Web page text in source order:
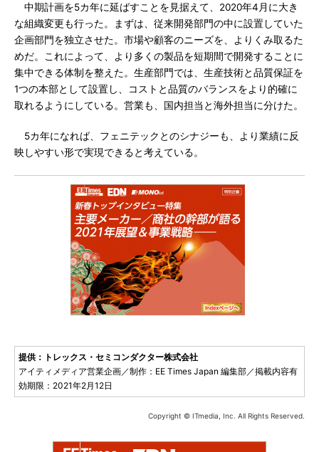
中期計画を5カ年に延ばすことを見据えて、2020年4月に大き
な組織変更も行った。まずは、従来開発部門の中に設置していた
企画部門を独立させた。市場や顧客のニーズを、よりくみ取るた
めだ。これによって、より多くの製品を短期間で開発することに
集中できる体制を整えた。生産部門では、生産技術と品質保証を
1つの本部として設置し、コストと品質のバランスをより的確に
取れるようにしている。営業も、国内担当と海外担当に分けた。
5カ年になれば、フェニテックとのシナジーも、より業績に反
映しやすい形で実現できると考えている。
提供：トレックス・セミコンダクター株式会社
アイティメディア営業企画／制作：EE Times Japan 編集部／掲載内容有
効期限：2021年2月12日
Copyright © ITmedia, Inc. All Rights Reserved.